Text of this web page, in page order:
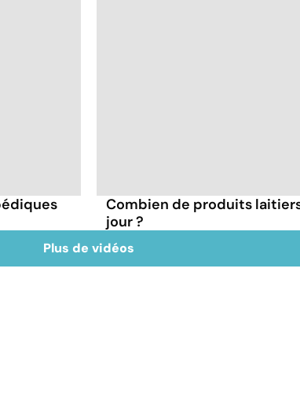
Combien de produits
jour ?
Plus de vidéos